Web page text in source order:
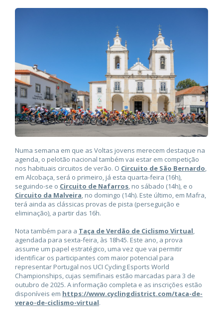
Numa semana em que as Voltas jovens merecem destaque na
agenda, o pelotão nacional também vai estar em competição
nos habituais circuitos de verão. O Circuito de São Bernardo,
em Alcobaça, será o primeiro, já esta quarta-feira (16h),
seguindo-se o Circuito de Nafarros, no sábado (14h), e o
Circuito da Malveira, no domingo (14h). Este último, em Mafra,
terá ainda as clássicas provas de pista (perseguição e
eliminação), a partir das 16h.
Nota também para a Taça de Verdão de Ciclismo Virtual,
agendada para sexta-feira, às 18h45. Este ano, a prova
assume um papel estratégico, uma vez que vai permitir
identificar os participantes com maior potencial para
representar Portugal nos UCI Cycling Esports World
Championships, cujas semifinais estão marcadas para 3 de
outubro de 2025. A informação completa e as inscrições estão
disponíveis em https://www.cyclingdistrict.com/taca-de-
verao-de-ciclismo-virtual.